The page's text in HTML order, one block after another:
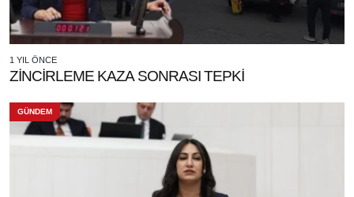
1 YIL ÖNCE
ZİNCİRLEME KAZA SONRASI TEPKİ
GÜNDEM